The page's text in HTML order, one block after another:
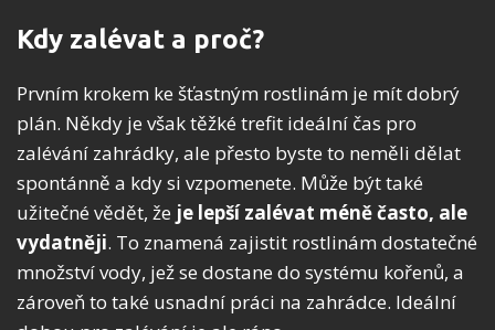
Kdy zalévat a proč?
Prvním krokem ke šťastným rostlinám je mít dobrý
plán. Někdy je však těžké trefit ideální čas pro
zalévání zahrádky, ale přesto byste to neměli dělat
spontánně a kdy si vzpomenete. Může být také
užitečné vědět, že je lepší zalévat méně často, ale
vydatněji. To znamená zajistit rostlinám dostatečné
množství vody, jež se dostane do systému kořenů, a
zároveň to také usnadní práci na zahrádce. Ideální